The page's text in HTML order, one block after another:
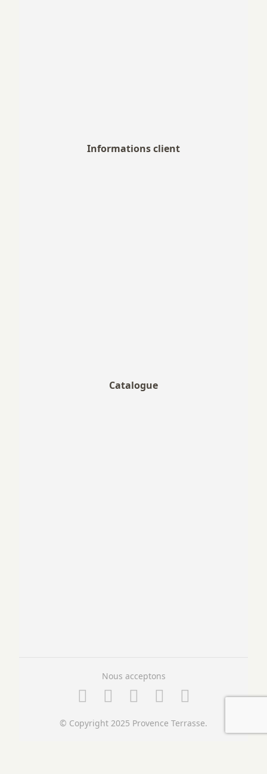
Informations client
Catalogue
© Copyright 2025 Provence Terrasse.
Nous acceptons